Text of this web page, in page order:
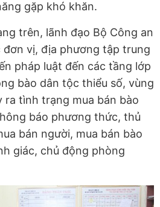
gặp khó khăn.
trên, lãnh đạo Bộ Công an
đơn vị, địa phương tập trung
pháp luật đến các tầng lớp
bào dân tộc thiểu số, vùng
ra tình trạng mua bán bào
báo phương thức, thủ
bán người, mua bán bào
giác, chủ động phòng